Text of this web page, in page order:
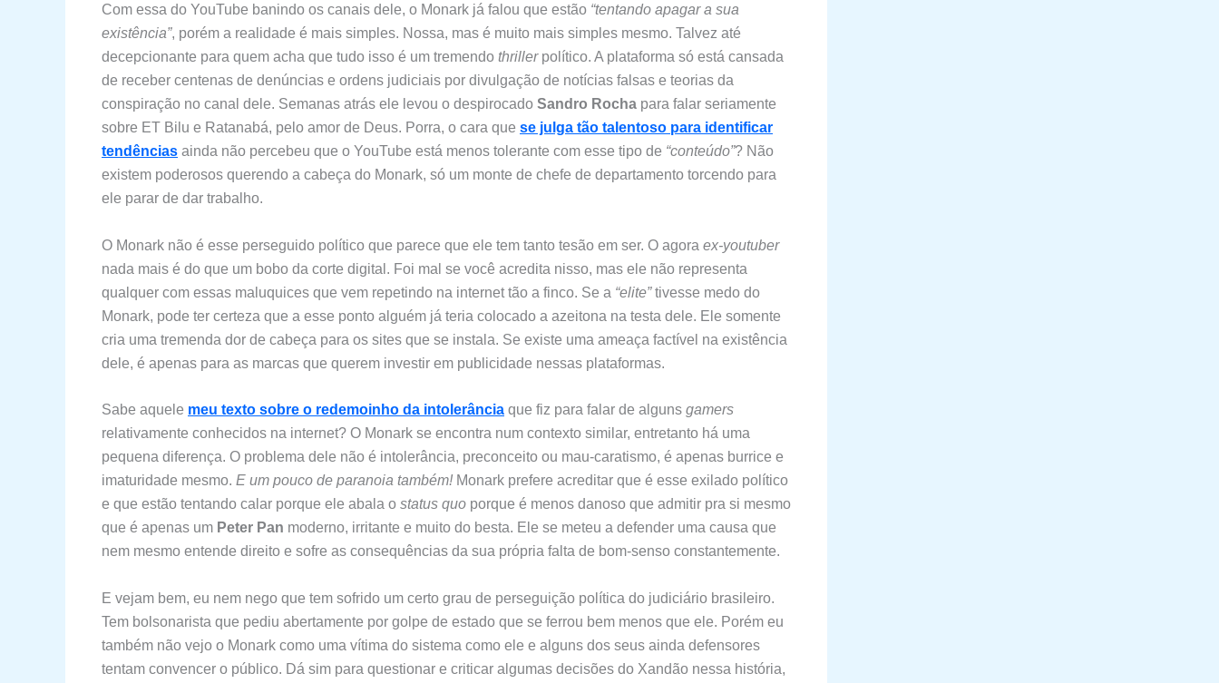
Com essa do YouTube banindo os canais dele, o Monark já falou que estão “tentando apagar a sua
existência”, porém a realidade é mais simples. Nossa, mas é muito mais simples mesmo. Talvez até
decepcionante para quem acha que tudo isso é um tremendo thriller político. A plataforma só está cansada
de receber centenas de denúncias e ordens judiciais por divulgação de notícias falsas e teorias da
conspiração no canal dele. Semanas atrás ele levou o despirocado Sandro Rocha para falar seriamente
sobre ET Bilu e Ratanabá, pelo amor de Deus. Porra, o cara que se julga tão talentoso para identificar
tendências ainda não percebeu que o YouTube está menos tolerante com esse tipo de “conteúdo”? Não
existem poderosos querendo a cabeça do Monark, só um monte de chefe de departamento torcendo para
ele parar de dar trabalho.
O Monark não é esse perseguido político que parece que ele tem tanto tesão em ser. O agora ex-youtuber
nada mais é do que um bobo da corte digital. Foi mal se você acredita nisso, mas ele não representa
qualquer com essas maluquices que vem repetindo na internet tão a finco. Se a “elite”tivesse medo do
Monark, pode ter certeza que a esse ponto alguém já teria colocado a azeitona na testa dele. Ele somente
cria uma tremenda dor de cabeça para os sites que se instala. Se existe uma ameaça factível na existência
dele, é apenas para as marcas que querem investir em publicidade nessas plataformas.
Sabe aquele meu texto sobre o redemoinho da intolerância que fiz para falar de alguns gamers
relativamente conhecidos na internet? O Monark se encontra num contexto similar, entretanto há uma
pequena diferença. O problema dele não é intolerância, preconceito ou mau-caratismo, é apenas burrice e
imaturidade mesmo. E um pouco de paranoia também!Monark prefere acreditar que é esse exilado político
e que estão tentando calar porque ele abala o status quo porque é menos danoso que admitir pra si mesmo
que é apenas um Peter Pan moderno, irritante e muito do besta. Ele se meteu a defender uma causa que
nem mesmo entende direito e sofre as consequências da sua própria falta de bom-senso constantemente.
E vejam bem, eu nem nego que tem sofrido um certo grau de perseguição política do judiciário brasileiro.
Tem bolsonarista que pediu abertamente por golpe de estado que se ferrou bem menos que ele. Porém eu
também não vejo o Monark como uma vítima do sistema como ele e alguns dos seus ainda defensores
tentam convencer o público. Dá sim para questionar e criticar algumas decisões do Xandão nessa história,